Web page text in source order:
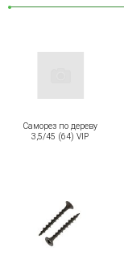
Саморез по дереву
3,5/45 (64) VIP